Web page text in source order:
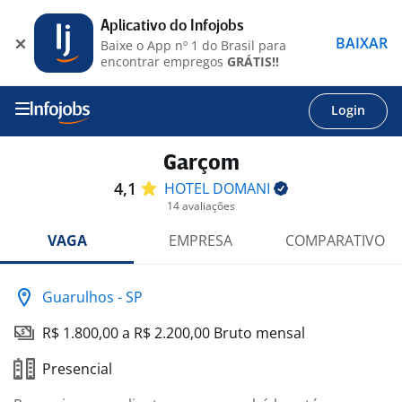
Login
Garçom
4,1 HOTEL DOMANI
14 avaliações
VAGA EMPRESA COMPARATIVO
Guarulhos - SP
R$ 1.800,00 a R$ 2.200,00 Bruto mensal
Presencial
Aplicativo do Infojobs
Baixe o App nº 1 do Brasil para
encontrar empregos GRÁTIS!!
BAIXAR